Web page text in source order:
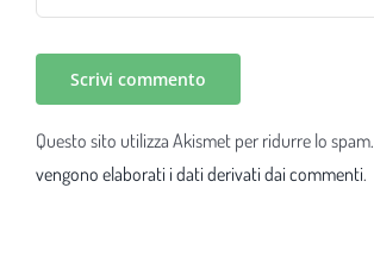
Questo sito utilizza Akismet per ridurre lo spam.
vengono elaborati i dati derivati dai commenti.